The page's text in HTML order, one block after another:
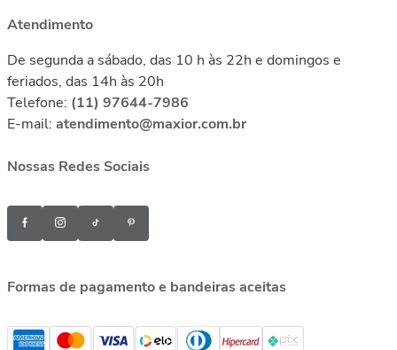
Atendimento
De segunda a sábado, das 10 h às 22h e domingos e
feriados, das 14h às 20h
Telefone: (11) 97644-7986
E-mail: atendimento@maxior.com.br
Nossas Redes Sociais
Formas de pagamento e bandeiras aceitas